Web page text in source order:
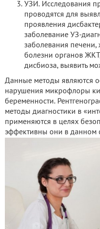
УЗИ. Исследования
проводятся для
проявления
заболевание УЗ-
заболевания печени,
болезни органов
дисбиоза, выявить
Данные методы являются
нарушения микрофлоры
беременности.
методы диагностики в
применяются в целях
эффективны они в данном